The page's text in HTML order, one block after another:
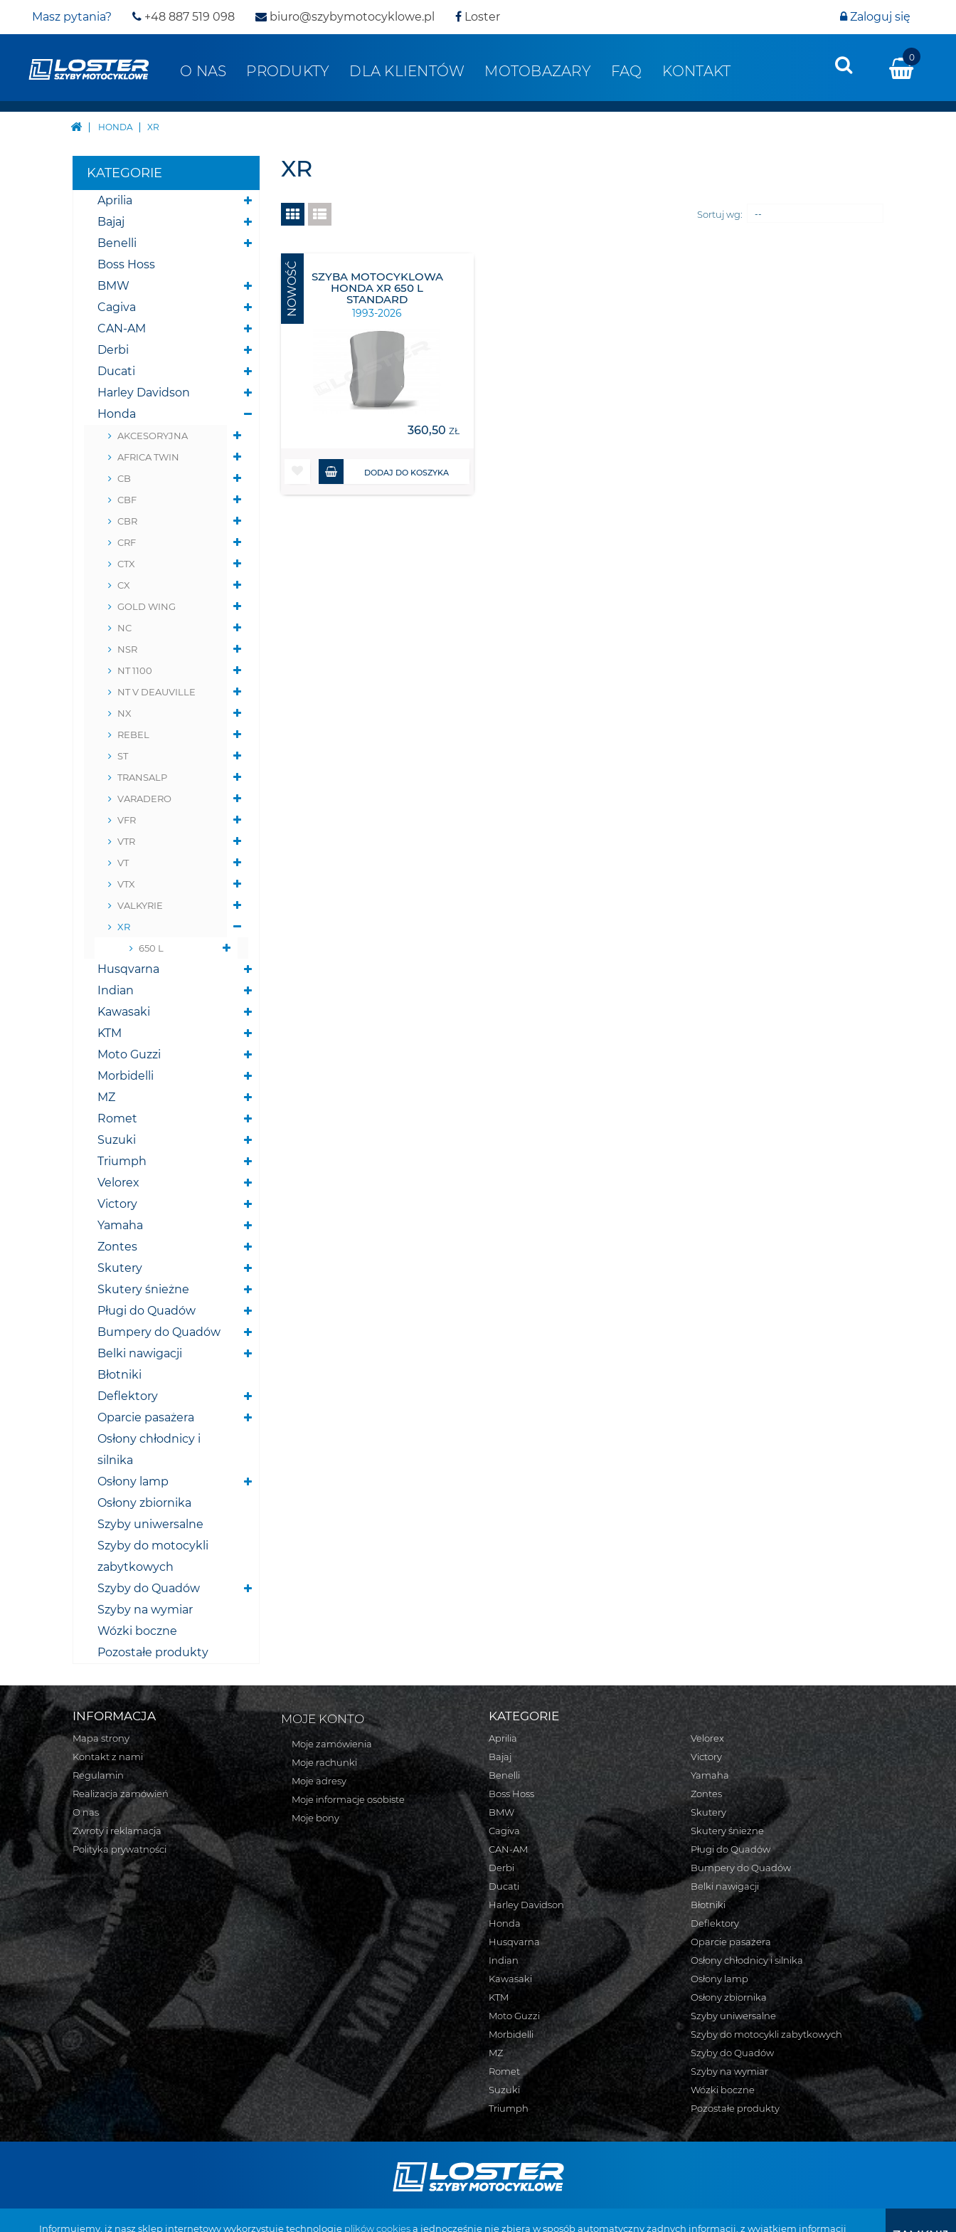
Masz pytania? +48 887 519 098 biuro@szybymotocyklowe.pl Loster Zaloguj się
0
O NAS PRODUKTY DLA KLIENTÓW MOTOBAZARY FAQ KONTAKT
HONDA XR
KATEGORIE
Aprilia
Bajaj
Benelli
Boss Hoss
BMW
Cagiva
CAN-AM
Derbi
Ducati
Harley Davidson
Honda
AKCESORYJNA
AFRICA TWIN
CB
CBF
CBR
CRF
CTX
CX
GOLD WING
NC
NSR
NT 1100
NT V DEAUVILLE
NX
REBEL
ST
TRANSALP
VARADERO
VFR
VTR
VT
VTX
VALKYRIE
XR
650 L
Husqvarna
Indian
Kawasaki
KTM
Moto Guzzi
Morbidelli
MZ
Romet
Suzuki
Triumph
Velorex
Victory
Yamaha
Zontes
Skutery
Skutery śnieżne
Pługi do Quadów
Bumpery do Quadów
Belki nawigacji
Błotniki
Deflektory
Oparcie pasażera
Osłony chłodnicy i
silnika
Osłony lamp
Osłony zbiornika
Szyby uniwersalne
Szyby do motocykli
zabytkowych
Szyby do Quadów
Szyby na wymiar
Wózki boczne
Pozostałe produkty
XR
Sortuj wg: --
SZYBA MOTOCYKLOWA
HONDA XR 650 L
STANDARD
1993-2026
NOWOŚĆ
360,50 ZŁ
DODAJ DO KOSZYKA
INFORMACJA
Mapa strony
Kontakt z nami
Regulamin
Realizacja zamówień
O nas
Zwroty i reklamacja
Polityka prywatności
MOJE KONTO
Moje zamówienia
Moje rachunki
Moje adresy
Moje informacje osobiste
Moje bony
KATEGORIE
Aprilia
Bajaj
Benelli
Boss Hoss
BMW
Cagiva
CAN-AM
Derbi
Ducati
Harley Davidson
Honda
Husqvarna
Indian
Kawasaki
KTM
Moto Guzzi
Morbidelli
MZ
Romet
Suzuki
Triumph
Velorex
Victory
Yamaha
Zontes
Skutery
Skutery śnieżne
Pługi do Quadów
Bumpery do Quadów
Belki nawigacji
Błotniki
Deflektory
Oparcie pasażera
Osłony chłodnicy i silnika
Osłony lamp
Osłony zbiornika
Szyby uniwersalne
Szyby do motocykli zabytkowych
Szyby do Quadów
Szyby na wymiar
Wózki boczne
Pozostałe produkty
Informujemy, iż nasz sklep internetowy wykorzystuje technologię plików cookiesa jednocześnie nie zbiera w sposób automatyczny żadnych informacji, z wyjątkiem informacji
28-133 Pacanów, Żabiec 94 +48 887 519 098 biuro@szybymotocyklowe.pl